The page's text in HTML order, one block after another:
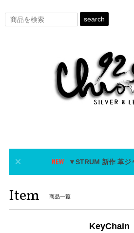
search
▼STRUM 新作 革ジ
Item 商品一覧
KeyChain